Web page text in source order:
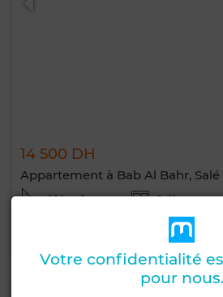
14 500 DH
Appartement à Bab Al Bahr, Salé
150 m² 2 Ch.
Appelez
Votre confidentialité
pour nous.